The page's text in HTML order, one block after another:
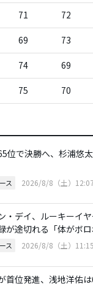
71 72
69 73
74 69
75 70
位で決勝へ、杉浦悠
ス 2026/8/8（土）
・デイ、ルーキーイ
が途切れる「体がボロ
ス 2026/8/8（土）11:15
首位発進、浅地洋佑